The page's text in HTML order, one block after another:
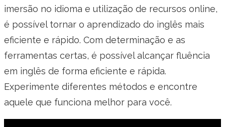
imersão no idioma e utilização de recursos online,
é possível tornar o aprendizado do inglês mais
eficiente e rápido. Com determinação e as
ferramentas certas, é possível alcançar fluência
em inglês de forma eficiente e rápida.
Experimente diferentes métodos e encontre
aquele que funciona melhor para você.